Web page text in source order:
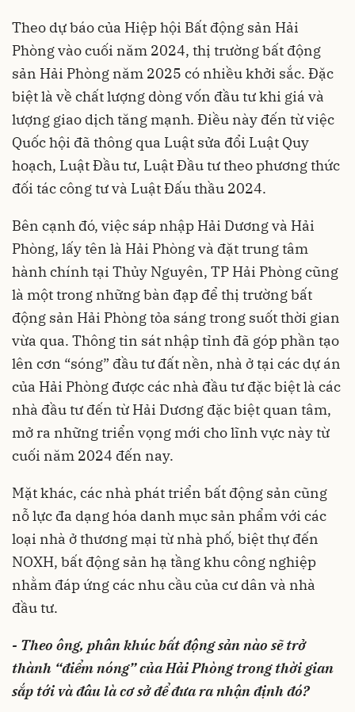
Theo dự báo của Hiệp hội Bất động sản Hải
Phòng vào cuối năm 2024, thị trường bất động
sản Hải Phòng năm 2025 có nhiều khởi sắc. Đặc
biệt là về chất lượng dòng vốn đầu tư khi giá và
lượng giao dịch tăng mạnh. Điều này đến từ việc
Quốc hội đã thông qua Luật sửa đổi Luật Quy
hoạch, Luật Đầu tư, Luật Đầu tư theo phương thức
đối tác công tư và Luật Đấu thầu 2024.
Bên cạnh đó, việc sáp nhập Hải Dương và Hải
Phòng, lấy tên là Hải Phòng và đặt trung tâm
hành chính tại Thủy Nguyên, TP Hải Phòng cũng
là một trong những bàn đạp để thị trường bất
động sản Hải Phòng tỏa sáng trong suốt thời gian
vừa qua. Thông tin sát nhập tỉnh đã góp phần tạo
lên cơn “sóng” đầu tư đất nền, nhà ở tại các dự án
của Hải Phòng được các nhà đầu tư đặc biệt là các
nhà đầu tư đến từ Hải Dương đặc biệt quan tâm,
mở ra những triển vọng mới cho lĩnh vực này từ
cuối năm 2024 đến nay.
Mặt khác, các nhà phát triển bất động sản cũng
nỗ lực đa dạng hóa danh mục sản phẩm với các
loại nhà ở thương mại từ nhà phố, biệt thự đến
NOXH, bất động sản hạ tầng khu công nghiệp
nhằm đáp ứng các nhu cầu của cư dân và nhà
đầu tư.
- Theo ông, phân khúc bất động sản nào sẽ trở
thành “điểm nóng” của Hải Phòng trong thời gian
sắp tới và đâu là cơ sở để đưa ra nhận định đó?